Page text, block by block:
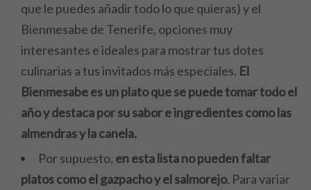
que le puedes añadir todo lo que quieras) y el
Bienmesabe de Tenerife, opciones muy
interesantes e ideales para mostrar tus dotes
culinarias a tus invitados más especiales. El
Bienmesabe es un plato que se puede tomar todo el
año y destaca por su sabor e ingredientes como las
almendras y la canela.
Por supuesto, en esta lista no pueden faltar
platos como el gazpacho y el salmorejo. Para variar